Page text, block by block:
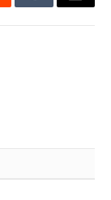
TumblrEmail